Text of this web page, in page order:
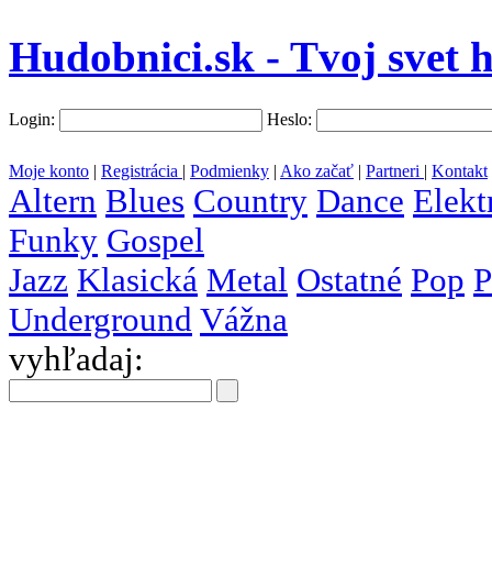
Hudobnici.sk - Tvoj svet
Login: Heslo:
Moje konto | Registrácia | Podmienky | Ako začať | Partneri | Kontakt
Altern Blues Country Dance
Funky Gospel
Jazz Klasická Metal Ostatné Pop
Underground Vážna
vyhľadaj: